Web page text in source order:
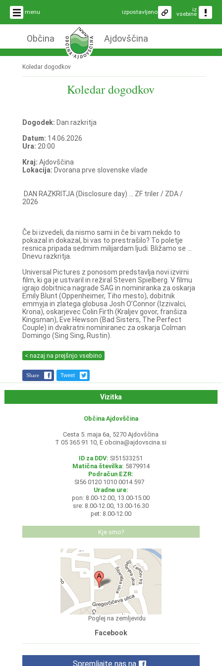
menu iz
vsebine
izpostavljeno
Občina Ajdovščina
Koledar dogodkov
Koledar dogodkov
Dogodek: Dan razkritja
Datum: 14.06.2026
Ura: 20:00
Kraj: Ajdovščina
Lokacija: Dvorana prve slovenske vlade
DAN RAZKRITJA (Disclosure day) ... ZF triler / ZDA /
2026
Če bi izvedeli, da nismo sami in če bi vam nekdo to
pokazal in dokazal, bi vas to prestrašilo? To poletje
resnica pripada sedmim milijardam ljudi. Bližamo se ...
Dnevu razkritja.
Universal Pictures z ponosom predstavlja novi izvirni
film, ki ga je ustvaril in režiral Steven Spielberg. V filmu
igrajo dobitnica nagrade SAG in nominiranka za oskarja
Emily Blunt (Oppenheimer, Tiho mesto), dobitnik
emmyja in zlatega globusa Josh O’Connor (Izzivalci,
Krona), oskarjevec Colin Firth (Kraljev govor, franšiza
Kingsman), Eve Hewson (Bad Sisters, The Perfect
Couple) in dvakratni nominiranec za oskarja Colman
Domingo (Sing Sing, Rustin).
< nazaj na prejšnjo vsebino
Share Tweet
Vizitka
Občina Ajdovščina
Cesta 5. maja 6a, 5270 Ajdovščina
T 05 365 91 10, E obcina@ajdovscina.si
ID za DDV: SI51533251
Matična številka: 5879914
Podračun EZR:
SI56 0120 1010 0014 597
Uradne ure:
pon: 8.00-12.00, 13.00-15.00
sre: 8.00-12.00, 13.00-16.30
pet: 8.00-12.00
Kje smo?
Poglej na zemljevidu
Facebook
Spremljajte nas na